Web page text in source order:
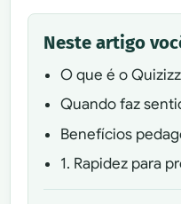
Neste artigo
O que é o
Quando faz
Benefícios
1. Rapidez para